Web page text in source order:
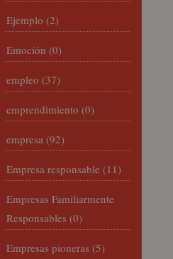
Ejemplo (2)
Emoción (0)
empleo (37)
emprendimiento (0)
empresa (92)
Empresa responsable (11)
Empresas Familiarmente
Responsables (0)
Empresas pioneras (5)